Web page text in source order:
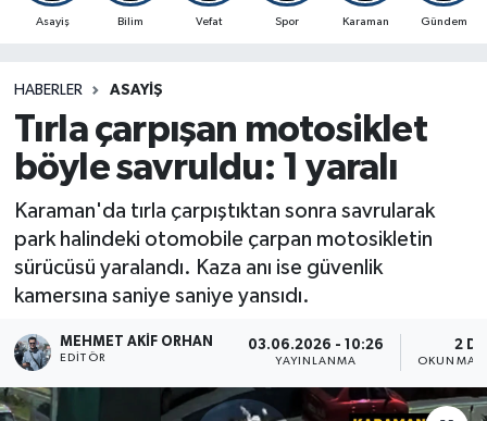
Asayiş Bilim Vefat Spor Karaman Gündem
HABERLER ASAYIŞ
Tırla çarpışan motosiklet
böyle savruldu: 1 yaralı
Karaman'da tırla çarpıştıktan sonra savrularak
park halindeki otomobile çarpan motosikletin
sürücüsü yaralandı. Kaza anı ise güvenlik
kamersına saniye saniye yansıdı.
MEHMET AKIF ORHAN
EDITÖR
03.06.2026 - 10:26
YAYINLANMA
2 DK
OKUNMA
Ulusal Haberler
Vefat Edenler